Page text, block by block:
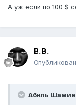
А уж если по 100 $
В.В.
Абиль